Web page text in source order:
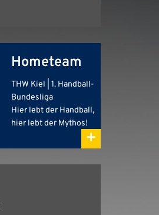
Hometeam
THW Kiel | 1. Handball-
Bundesliga
Hier lebt der Handball,
hier lebt der Mythos!
+